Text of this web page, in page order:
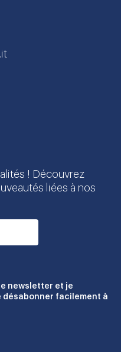
! Découvrez
liées à nos
newsletter et je
désabonner facilement à